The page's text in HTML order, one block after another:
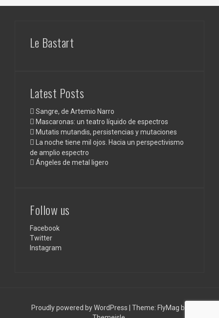
Le Bastart
Latest Posts
Sangre, de Artemio Narro
Mascaronas: un teatro líquido de espectros
Mutatis mutandis, persistencias y mutaciones
La noche tiene mil ojos. Hacia un perspectivismo
de amplio espectro
Ángeles de metal ligero
Follow us
Facebook
Twitter
Instagram
Proudly powered by WordPress Theme: FlyMag by